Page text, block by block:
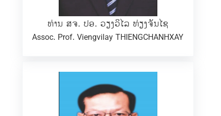
ທ່ານ ສຈ. ປອ. ວຽງວິໄລ ທ່ຽງຈັນໄຊ
Assoc. Prof. Viengvilay THIENGCHANHXAY